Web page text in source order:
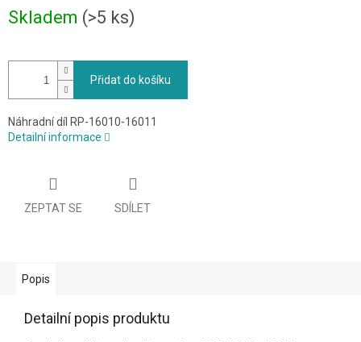
cena:
Skladem (>5 ks)
Přidat do košíku
Náhradní díl RP-16010-16011
Detailní informace
ZEPTAT SE SDÍLET
Popis
Detailní popis produktu